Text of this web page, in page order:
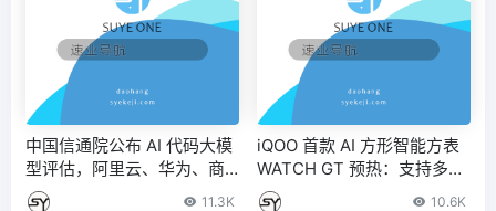
中国信通院公布 AI 代码大模
型评估，阿里云、华为、商
汤等首批通过 – IT之家
11.3K
iQOO 首款 AI 方形智能方表
WATCH GT 预热：支持多种
体感运动模式，今晚发布10.6K